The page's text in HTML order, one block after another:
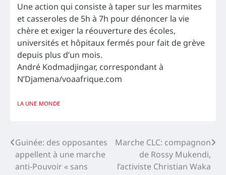
Une action qui consiste à taper sur les marmites
et casseroles de 5h à 7h pour dénoncer la vie
chère et exiger la réouverture des écoles,
universités et hôpitaux fermés pour fait de grève
depuis plus d’un mois.
André Kodmadjingar, correspondant à
N’Djamena/voaafrique.com
LA UNE MONDE
Navigation
de
Guinée: des opposantes
appellent à une marche
anti-Pouvoir « sans
Marche CLC: compagnon
de Rossy Mukendi,
l’activiste Christian Waka